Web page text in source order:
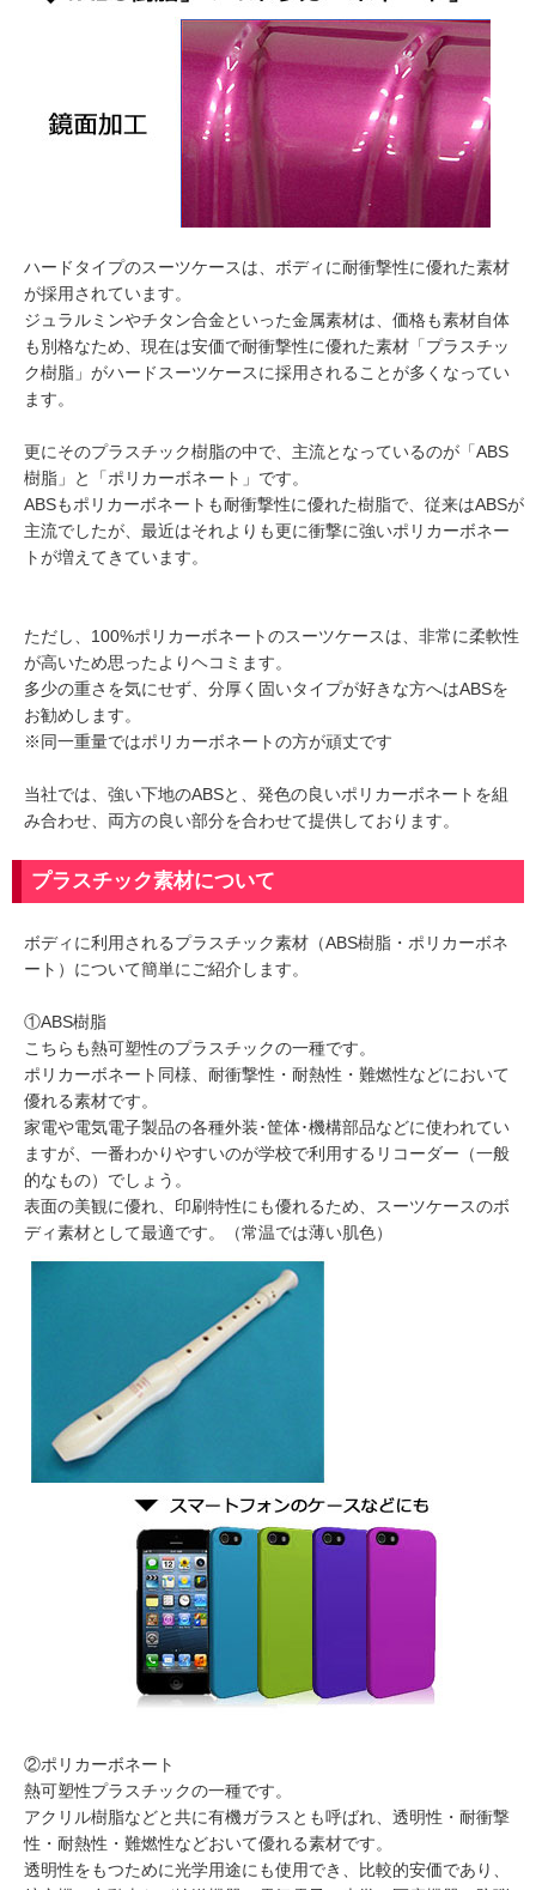
ハードタイプのスーツケースは、ボディに耐衝撃性に優れた素材
が採用されています。
ジュラルミンやチタン合金といった金属素材は、価格も素材自体
も別格なため、現在は安価で耐衝撃性に優れた素材「プラスチッ
ク樹脂」がハードスーツケースに採用されることが多くなってい
ます。
更にそのプラスチック樹脂の中で、主流となっているのが「ABS
樹脂」と「ポリカーボネート」です。
ABSもポリカーボネートも耐衝撃性に優れた樹脂で、従来はABSが
主流でしたが、最近はそれよりも更に衝撃に強いポリカーボネー
トが増えてきています。
ただし、100%ポリカーボネートのスーツケースは、非常に柔軟性
が高いため思ったよりヘコミます。
多少の重さを気にせず、分厚く固いタイプが好きな方へはABSを
お勧めします。
※同一重量ではポリカーボネートの方が頑丈です
当社では、強い下地のABSと、発色の良いポリカーボネートを組
み合わせ、両方の良い部分を合わせて提供しております。
プラスチック素材について
ボディに利用されるプラスチック素材（ABS樹脂・ポリカーボネ
ート）について簡単にご紹介します。
①ABS樹脂
こちらも熱可塑性のプラスチックの一種です。
ポリカーボネート同様、耐衝撃性・耐熱性・難燃性などにおいて
優れる素材です。
家電や電気電子製品の各種外装･筐体･機構部品などに使われてい
ますが、一番わかりやすいのが学校で利用するリコーダー（一般
的なもの）でしょう。
表面の美観に優れ、印刷特性にも優れるため、スーツケースのボ
ディ素材として最適です。（常温では薄い肌色）
②ポリカーボネート
熱可塑性プラスチックの一種です。
アクリル樹脂などと共に有機ガラスとも呼ばれ、透明性・耐衝撃
性・耐熱性・難燃性などおいて優れる素材です。
透明性をもつために光学用途にも使用でき、比較的安価であり、